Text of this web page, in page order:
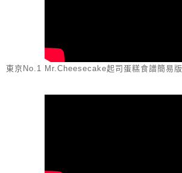
東京No.1 Mr.Cheesecake起司蛋糕食譜簡易版